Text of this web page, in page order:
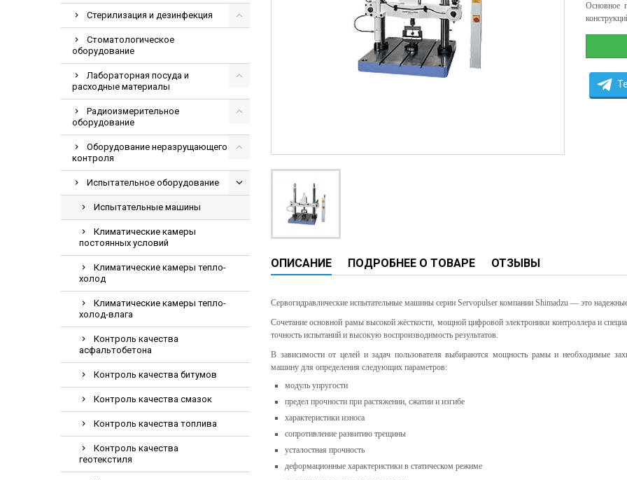
Гематологические анализаторы
Инкубаторы для новорожденных
ИФА-анализаторы и вошеры
Коагулометрия
ПЦР анализаторы
Рентгеновские аппараты
Тракционные кровати
Электрокардиографы
Электрохирургические коагуляторы
Экстракторы
Стерилизация и дезинфекция
Стоматологическое
оборудование
Лабораторная посуда и
расходные материалы
Радиоизмерительное
оборудование
Оборудование неразрущающего
контроля
Испытательное оборудование
Испытательные машины
Климатические камеры
постоянных условий
Климатические камеры тепло-
холод
Климатические камеры тепло-
холод-влага
Контроль качества
асфальтобетона
Контроль качества битумов
Контроль качества смазок
Контроль качества топлива
Контроль качества
геотекстиля
Основное
ОПИСАНИЕ ПОДРОБНЕЕ О ТОВАРЕ ОТЗЫВЫ
Сервогидравлические испытательные машины серии Servopulser компании Shimadzu — это
Сочетание основной рамы высокой жёсткости, мощной цифровой электроники контроллера и
точность испытаний и высокую воспроизводимость результатов.
В зависимости от целей и задач пользователя выбираются мощность рамы и необходимые
машину для определения следующих параметров:
модуль упругости
предел прочности при растяжении, сжатии и изгибе
характеристики износа
сопротивление развитию трещины
усталостная прочность
деформационные характеристики в статическом режиме